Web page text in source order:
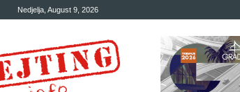
Nedjelja, August 9, 2026